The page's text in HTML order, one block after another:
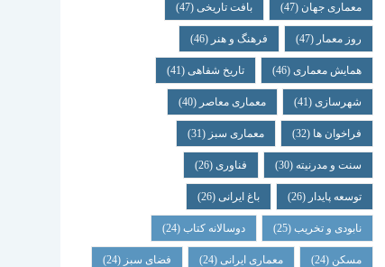
معماری جهان (47) بافت تاریخی(47)
روز معمار (47) فرهنگ و هنر (46)
همایش معماری(46) تاریخ شفاهی(41)
شهرسازی(41) معماری معاصر (40)
فراخوان ها (32) معماری سبز (31)
سنت و مدرنیته (30) فناوری(26)
توسعه پایدار (26) باغ ایرانی(26)
نابودی و تخریب(25) دوسالانه کتاب(24)
مسکن (24) معماری ایرانی(24) فضای سبز (24)